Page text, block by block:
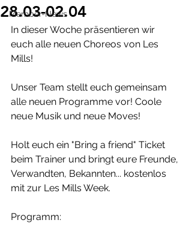
Member-News
28.03-02.04
In dieser Woche präsentieren wir
euch alle neuen Choreos von Les
Mills!
Unser Team stellt euch gemeinsam
alle neuen Programme vor! Coole
neue Musik und neue Moves!
Holt euch ein "Bring a friend" Ticket
beim Trainer und bringt eure Freunde,
Verwandten, Bekannten... kostenlos
mit zur Les Mills Week.
Programm: